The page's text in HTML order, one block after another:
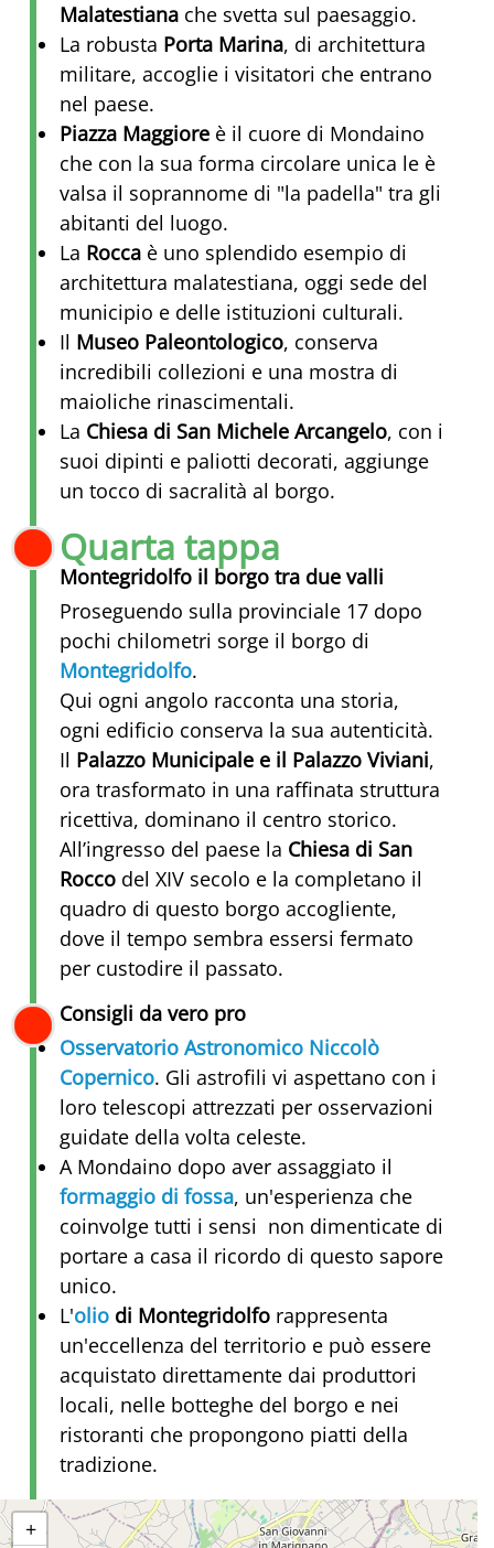
Malatestiana che svetta sul paesaggio.
La robusta Porta Marina, di architettura
militare, accoglie i visitatori che entrano
nel paese.
Piazza Maggiore è il cuore di Mondaino
che con la sua forma circolare unica le è
valsa il soprannome di "la padella" tra gli
abitanti del luogo.
La Rocca è uno splendido esempio di
architettura malatestiana, oggi sede del
municipio e delle istituzioni culturali.
Il Museo Paleontologico, conserva
incredibili collezioni e una mostra di
maioliche rinascimentali.
La Chiesa di San Michele Arcangelo, con i
suoi dipinti e paliotti decorati, aggiunge
un tocco di sacralità al borgo.
Quarta tappa
Montegridolfo il borgo tra due valli
Proseguendo sulla provinciale 17 dopo
pochi chilometri sorge il borgo di
Montegridolfo.
Qui ogni angolo racconta una storia,
ogni edificio conserva la sua autenticità.
Il Palazzo Municipale e il Palazzo Viviani,
ora trasformato in una raffinata struttura
ricettiva, dominano il centro storico.
All’ingresso del paese la Chiesa di San
Rocco del XIV secolo e la completano il
quadro di questo borgo accogliente,
dove il tempo sembra essersi fermato
per custodire il passato.
Consigli da vero pro
Osservatorio Astronomico Niccolò
Copernico. Gli astrofili vi aspettano con i
loro telescopi attrezzati per osservazioni
guidate della volta celeste.
A Mondaino dopo aver assaggiato il
formaggio di fossa, un'esperienza che
coinvolge tutti i sensi non dimenticate di
portare a casa il ricordo di questo sapore
unico.
L'olio di Montegridolfo rappresenta
un'eccellenza del territorio e può essere
acquistato direttamente dai produttori
locali, nelle botteghe del borgo e nei
ristoranti che propongono piatti della
tradizione.
+